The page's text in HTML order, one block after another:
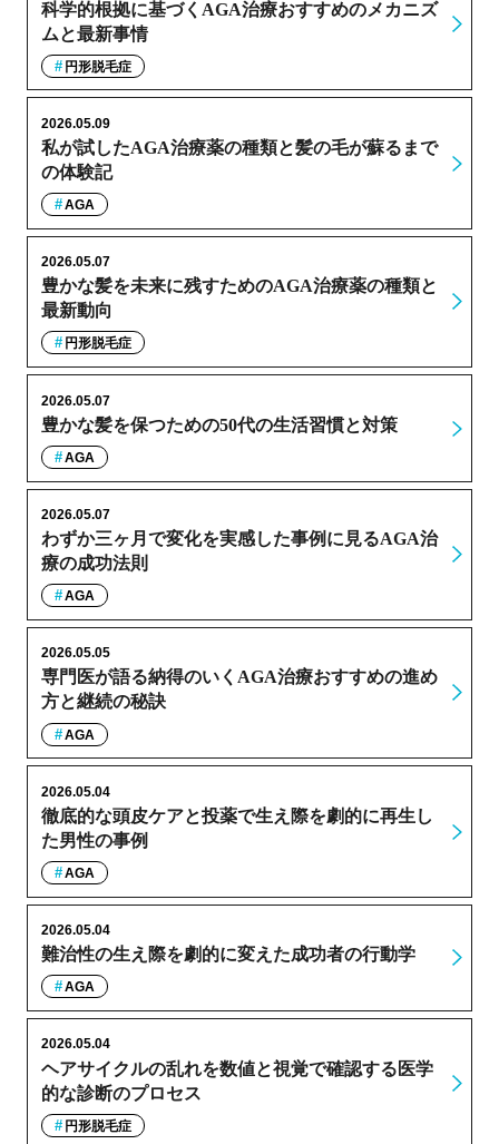
科学的根拠に基づくAGA治療おすすめのメカニズ
ムと最新事情
円形脱毛症
私が試したAGA治療薬の種類と髪の毛が蘇るまで
の体験記
2026.05.09
AGA
豊かな髪を未来に残すためのAGA治療薬の種類と
最新動向
2026.05.07
円形脱毛症
豊かな髪を保つための50代の生活習慣と対策
2026.05.07
AGA
わずか三ヶ月で変化を実感した事例に見るAGA治
療の成功法則
2026.05.07
AGA
専門医が語る納得のいくAGA治療おすすめの進め
方と継続の秘訣
2026.05.05
AGA
徹底的な頭皮ケアと投薬で生え際を劇的に再生し
た男性の事例
2026.05.04
AGA
難治性の生え際を劇的に変えた成功者の行動学
2026.05.04
AGA
ヘアサイクルの乱れを数値と視覚で確認する医学
的な診断のプロセス
2026.05.04
円形脱毛症